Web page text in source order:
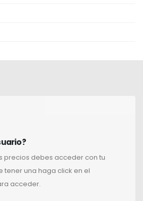
precios debes acceder con tu
tener una haga click en el
acceder.